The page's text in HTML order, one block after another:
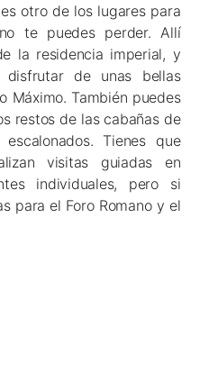
otro de los lugares para
te puedes perder. Allí
la residencia imperial, y
disfrutar de unas bellas
Máximo. También puedes
restos de las cabañas de
Tienes que
visitas guiadas en
individuales, pero si
para el Foro Romano y el